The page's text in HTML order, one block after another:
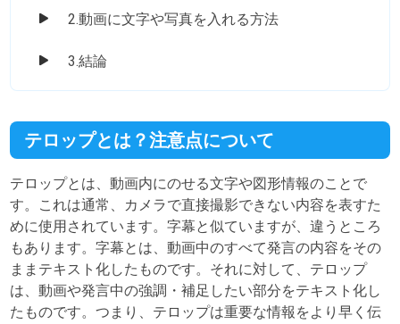
2.動画に文字や写真を入れる方法
3.結論
テロップとは？注意点について
テロップとは、動画内にのせる文字や図形情報のことで
す。これは通常、カメラで直接撮影できない内容を表すた
めに使用されています。字幕と似ていますが、違うところ
もあります。字幕とは、動画中のすべて発言の内容をその
ままテキスト化したものです。それに対して、テロップ
は、動画や発言中の強調・補足したい部分をテキスト化し
たものです。つまり、テロップは重要な情報をより早く伝